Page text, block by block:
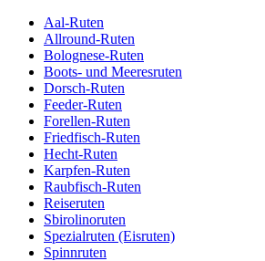
Aal-Ruten
Allround-Ruten
Bolognese-Ruten
Boots- und Meeresruten
Dorsch-Ruten
Feeder-Ruten
Forellen-Ruten
Friedfisch-Ruten
Hecht-Ruten
Karpfen-Ruten
Raubfisch-Ruten
Reiseruten
Sbirolinoruten
Spezialruten (Eisruten)
Spinnruten